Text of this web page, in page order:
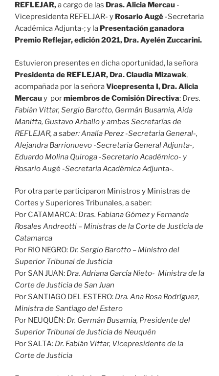
REFLEJAR,a cargo de las Dras. Alicia Mercau -
Vicepresidenta REFELJAR- y Rosario Augé -Secretaria
Académica Adjunta-; y la Presentación ganadora
Premio Reflejar, edición 2021, Dra. Ayelén Zuccarini.
Estuvieron presentes en dicha oportunidad, la señora
Presidenta de REFLEJAR, Dra. Claudia Mizawak,
acompañada por la señoraVicepresenta I, Dra. Alicia
Mercauy pormiembros de Comisión Directiva: Dres.
Fabián Vittar, Sergio Barotto, Germán Busamia, Aida
Manitta, Gustavo Arballo y ambas Secretarías de
REFLEJAR, a saber: Analía Perez -Secretaria General-,
Alejandra Barrionuevo -Secretaria General Adjunta-,
Eduardo Molina Quiroga -Secretario Académico- y
Rosario Augé -Secretaria Académica Adjunta-.
Por otra parte participaron Ministros y Ministras de
Cortes y Superiores Tribunales, a saber:
Por CATAMARCA: Dras. Fabiana Gómez y Fernanda
Rosales Andreotti – Ministras de la Corte de Justicia de
Catamarca
Por RIO NEGRO: Dr. Sergio Barotto – Ministro del
Superior Tribunal de Justicia
Por SAN JUAN: Dra. Adriana García Nieto- Ministra de la
Corte de Justicia de San Juan
Por SANTIAGO DEL ESTERO: Dra. Ana Rosa Rodríguez,
Ministra de Santiago del Estero
Por NEUQUÉN: Dr. Germán Busamia, Presidente del
Superior Tribunal de Justicia de Neuquén
Por SALTA: Dr. Fabián Vittar, Vicepresidente de la
Corte de Justicia